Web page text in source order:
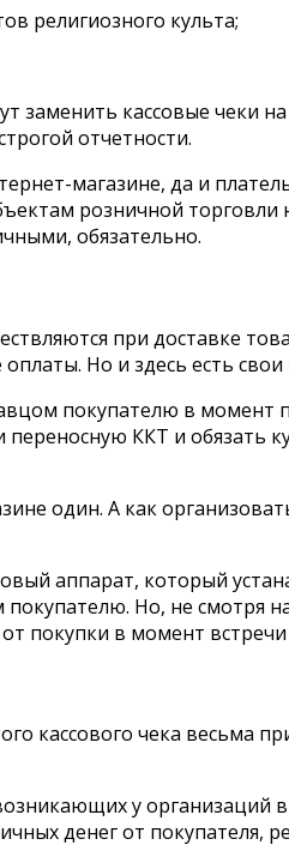
религиозного культа;
кассовые чеки
отчетности.
магазине, да и
розничной торговли
обязательно.
при доставке
Но и здесь есть
покупателю в момент
переносную ККТ и
один. А как
аппарат, который
Но, не смотря
покупки в момент
кассового чека весьма
у
денег от покупателя,